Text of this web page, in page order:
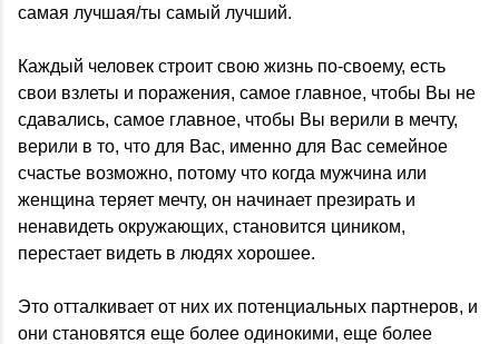
самая лучшая/ты самый лучший.
Каждый человек строит свою жизнь по-своему, есть
свои взлеты и поражения, самое главное, чтобы Вы не
сдавались, самое главное, чтобы Вы верили в мечту,
верили в то, что для Вас, именно для Вас семейное
счастье возможно, потому что когда мужчина или
женщина теряет мечту, он начинает презирать и
ненавидеть окружающих, становится циником,
перестает видеть в людях хорошее.
Это отталкивает от них их потенциальных партнеров, и
они становятся еще более одинокими, еще более